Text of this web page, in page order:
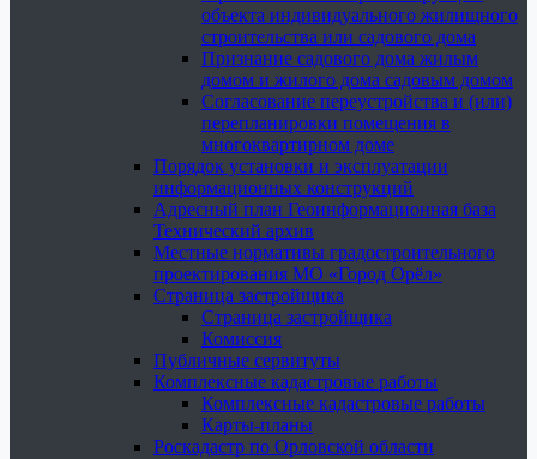
объекта индивидуального жилищного
строительства или садового дома
Признание садового дома жилым
домом и жилого дома садовым домом
Согласование переустройства и (или)
перепланировки помещения в
многоквартирном доме
Порядок установки и эксплуатации
информационных конструкций
Адресный план Геоинформационная база
Технический архив
Местные нормативы градостроительного
проектирования МО «Город Орёл»
Страница застройщика
Страница застройщика
Комиссия
Публичные сервитуты
Комплексные кадастровые работы
Комплексные кадастровые работы
Карты-планы
Роскадастр по Орловской области